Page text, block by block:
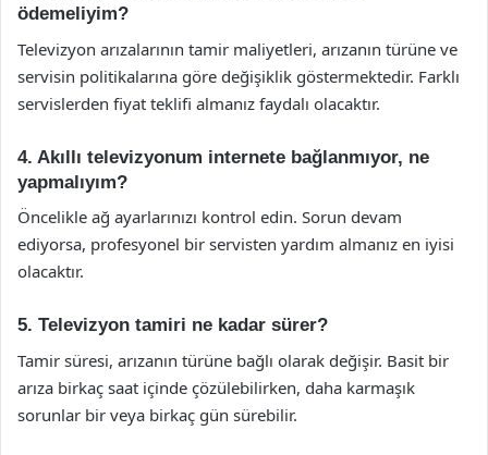
ödemeliyim?
Televizyon arızalarının tamir maliyetleri, arızanın türüne ve
servisin politikalarına göre değişiklik göstermektedir. Farklı
servislerden fiyat teklifi almanız faydalı olacaktır.
4. Akıllı televizyonum internete bağlanmıyor, ne
yapmalıyım?
Öncelikle ağ ayarlarınızı kontrol edin. Sorun devam
ediyorsa, profesyonel bir servisten yardım almanız en iyisi
olacaktır.
5. Televizyon tamiri ne kadar sürer?
Tamir süresi, arızanın türüne bağlı olarak değişir. Basit bir
arıza birkaç saat içinde çözülebilirken, daha karmaşık
sorunlar bir veya birkaç gün sürebilir.